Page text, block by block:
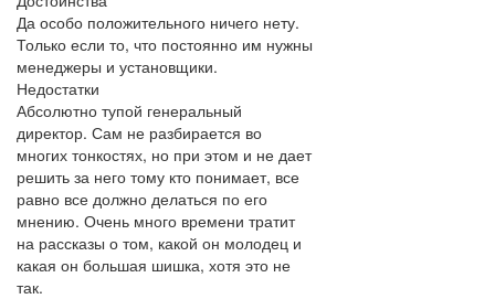
Да особо положительного ничего нету.
Только если то, что постоянно им нужны
менеджеры и установщики.
Недостатки
Абсолютно тупой генеральный
директор. Сам не разбирается во
многих тонкостях, но при этом и не дает
решить за него тому кто понимает, все
равно все должно делаться по его
мнению. Очень много времени тратит
на рассказы о том, какой он молодец и
какая он большая шишка, хотя это не
так.